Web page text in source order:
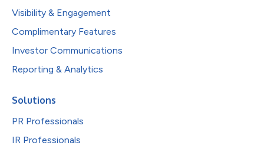
Visibility & Engagement
Complimentary Features
Investor Communications
Reporting & Analytics
Solutions
PR Professionals
IR Professionals